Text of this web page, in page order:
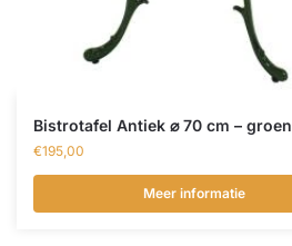
Bistrotafel Antiek ⌀ 70 cm – groen
€195,00
Meer informatie